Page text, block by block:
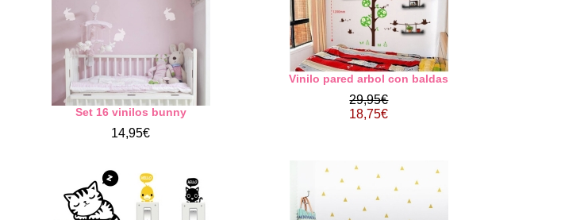
Set 16 vinilos bunny
14,95€
Vinilo pared arbol con baldas
29,95€
18,75€